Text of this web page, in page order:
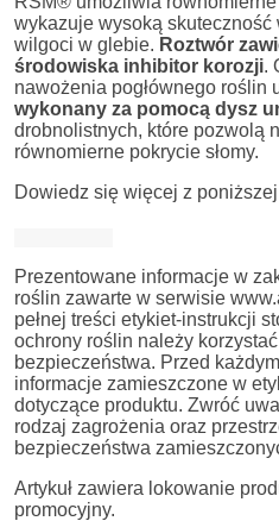
wykazuje wysoką skuteczność
wilgoci w glebie. Roztwór
środowiska inhibitor korozji.
nawożenia pogłównego roślin
wykonany za pomocą dysz
drobnolistnych, które pozwolą
równomierne pokrycie słomy.
Dowiedz się więcej z
Prezentowane informacje w
roślin zawarte w serwisie
pełnej treści etykiet-instrukcji
ochrony roślin należy
bezpieczeństwa. Przed
informacje zamieszczone w
dotyczące produktu. Zwróć
rodzaj zagrożenia oraz
bezpieczeństwa
Artykuł zawiera lokowanie
promocyjny.